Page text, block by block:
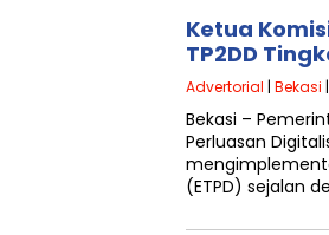
Ketua
TP2DD
Advertorial | Bekasi |
Bekasi –
Perluasan
(ETPD) sejalan